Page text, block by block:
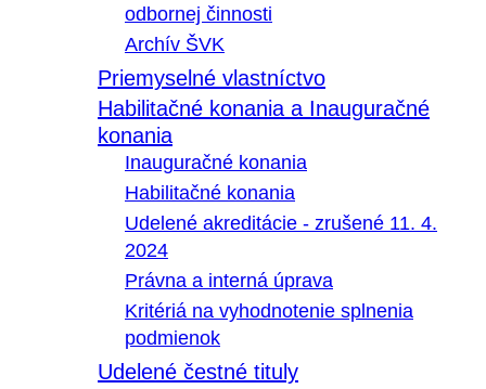
odbornej činnosti
Archív ŠVK
Priemyselné vlastníctvo
Habilitačné konania a Inauguračné
konania
Inauguračné konania
Habilitačné konania
Udelené akreditácie - zrušené 11. 4.
2024
Právna a interná úprava
Kritériá na vyhodnotenie splnenia
podmienok
Udelené čestné tituly